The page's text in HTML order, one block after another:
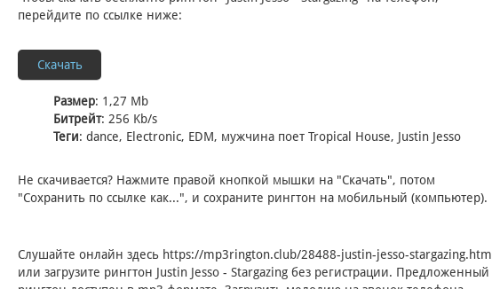
перейдите по ссылке ниже:
Скачать
Размер: 1,27 Mb
Битрейт: 256 Kb/s
Теги: dance, Electronic, EDM, мужчина поет Tropical House, Justin Jesso
Не скачивается? Нажмите правой кнопкой мышки на "Скачать", потом
"Сохранить по ссылке как...", и сохраните рингтон на мобильный (компьютер).
Слушайте онлайн здесь https://mp3rington.club/28488-justin-jesso-stargazing.html
или загрузите рингтон Justin Jesso - Stargazing без регистрации. Предложенный